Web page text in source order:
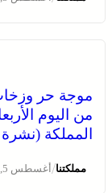
موجة حر
من اليوم
المملكة (نشرة
مملكتنا/أغسطس 5, 2026